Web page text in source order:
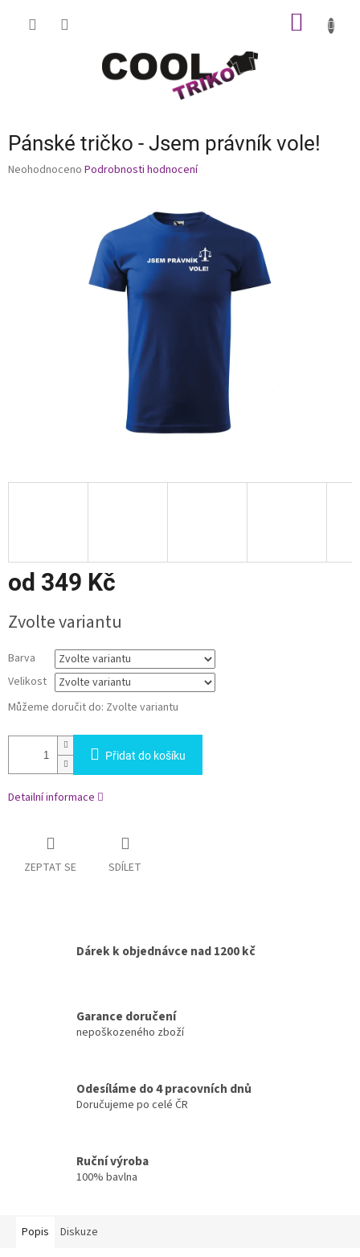
Pánské tričko - Jsem právník vole!
Průměrné
Neohodnoceno Podrobnosti hodnocení
od 349 Kč
cena:
Zvolte variantu
Barva
Velikost
Můžeme doručit do: Zvolte variantu
Přidat do košíku
Detailní informace
ZEPTAT SE SDÍLET
Dárek k objednávce nad 1200 kč
Garance doručení
nepoškozeného zboží
Odesíláme do 4 pracovních dnů
Doručujeme po celé ČR
Ruční výroba
100% bavlna
Popis Diskuze